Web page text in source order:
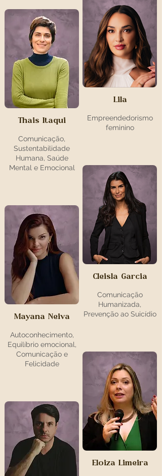
Thais Itaqui
Comunicação,
Sustentabilidade
Humana, Saúde
Mental e Emocional
Mayana Neiva
Autoconhecimento,
Equilíbrio emocional,
Comunicação e
Felicidade
Lila
Empreendedorismo
feminino
Cleisla Garcia
Comunicação
Humanizada,
Prevenção ao Suicídio
Eloiza Limeira